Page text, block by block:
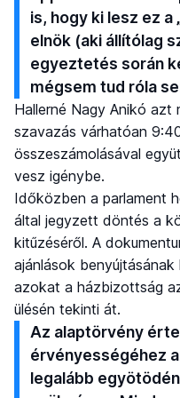
is, hogy ki lesz ez
elnök (aki állítólag
egyeztetés során
mégsem tud róla
Hallerné Nagy Anikó
szavazás várhatóan
összeszámolásával
vesz igénybe.
Időközben a parlament
által jegyzett döntés a
kitűzéséről. A
ajánlások
azokat a házbizottság
ülésén tekinti át.
Az alaptörvény
érvényességéhez
legalább